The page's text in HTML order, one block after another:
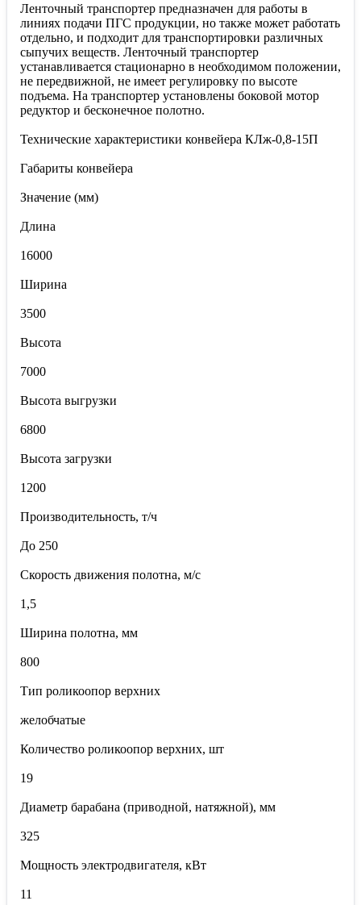
Ленточный транспортер предназначен для работы в
линиях подачи ПГС продукции, но также может работать
отдельно, и подходит для транспортировки различных
сыпучих веществ. Ленточный транспортер
устанавливается стационарно в необходимом положении,
не передвижной, не имеет регулировку по высоте
подъема. На транспортер установлены боковой мотор
редуктор и бесконечное полотно.
Технические характеристики конвейера КЛж-0,8-15П
Габариты конвейера
Значение (мм)
Длина
16000
Ширина
3500
Высота
7000
Высота выгрузки
6800
Высота загрузки
1200
Производительность, т/ч
До 250
Скорость движения полотна, м/с
1,5
Ширина полотна, мм
800
Тип роликоопор верхних
желобчатые
Количество роликоопор верхних, шт
19
Диаметр барабана (приводной, натяжной), мм
325
Мощность электродвигателя, кВт
11